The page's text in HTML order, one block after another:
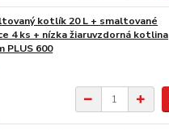
kotlík 20 L + smaltované
4 ks + nízka žiaruvzdorná kotlina
PLUS 600